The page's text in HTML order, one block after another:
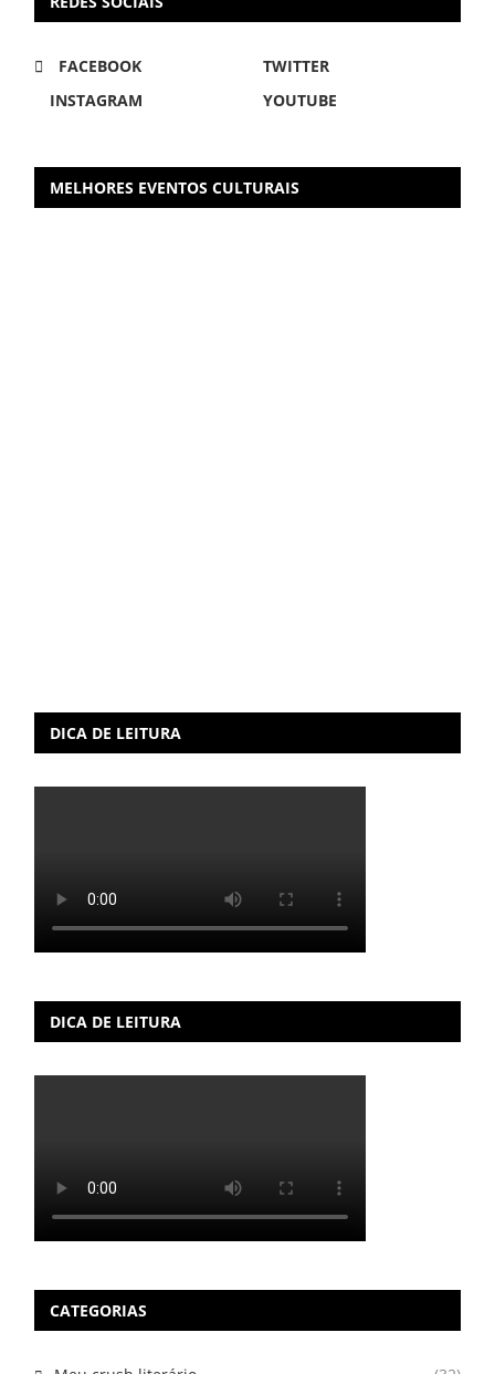
FACEBOOK
TWITTER
INSTAGRAM
YOUTUBE
MELHORES EVENTOS CULTURAIS
DICA DE LEITURA
DICA DE LEITURA
CATEGORIAS